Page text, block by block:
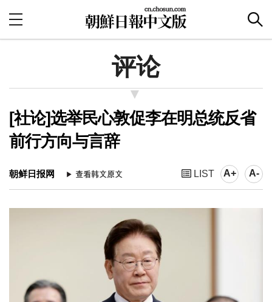
评论
[社论]选举民心敦促李在明总统反省
前行方向与言辞
朝鲜日报网 LIST A+ A-